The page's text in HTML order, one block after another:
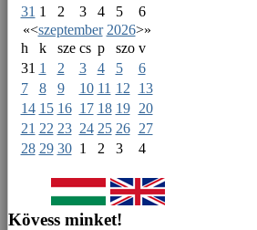
31 1 2 3 4 5
6
«<szeptember 2026>»
h
k sze cs p szo v
31 1 2 3 4 5
6
7
8 9 10 11 12
13
14 15 16 17 18 19
20
21 22 23 24 25 26
27
28 29 30 1 2 3 4
Kövess minket!